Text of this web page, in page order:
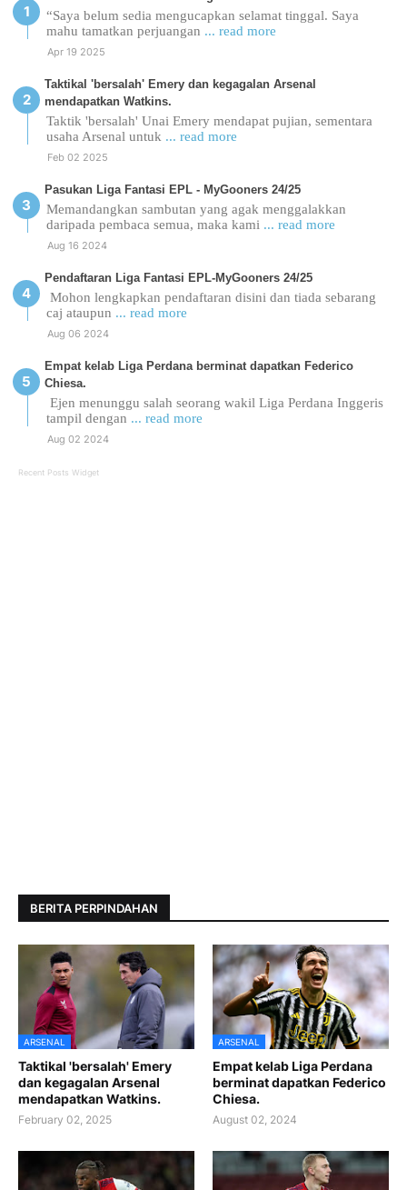
“Saya belum sedia mengucapkan selamat tinggal. Saya
mahu tamatkan perjuangan ... read more
Apr 19 2025
Taktikal 'bersalah' Emery dan kegagalan Arsenal
mendapatkan Watkins.
Taktik 'bersalah' Unai Emery mendapat pujian, sementara
usaha Arsenal untuk ... read more
Feb 02 2025
Pasukan Liga Fantasi EPL - MyGooners 24/25
Memandangkan sambutan yang agak menggalakkan
daripada pembaca semua, maka kami ... read more
Aug 16 2024
Pendaftaran Liga Fantasi EPL-MyGooners 24/25
Mohon lengkapkan pendaftaran disini dan tiada sebarang
caj ataupun ... read more
Aug 06 2024
Empat kelab Liga Perdana berminat dapatkan Federico
Chiesa.
Ejen menunggu salah seorang wakil Liga Perdana Inggeris
tampil dengan ... read more
Aug 02 2024
Recent Posts Widget
BERITA PERPINDAHAN
ARSENAL
Taktikal 'bersalah' Emery
dan kegagalan Arsenal
mendapatkan Watkins.
February 02, 2025
ARSENAL
Empat kelab Liga Perdana
berminat dapatkan Federico
Chiesa.
August 02, 2024